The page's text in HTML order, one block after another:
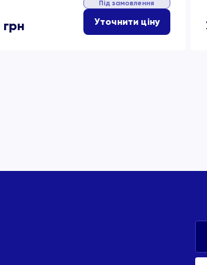
грн
Під замовлення
Уточнити ціну